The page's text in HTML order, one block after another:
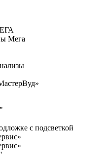
Мега
с подсветкой